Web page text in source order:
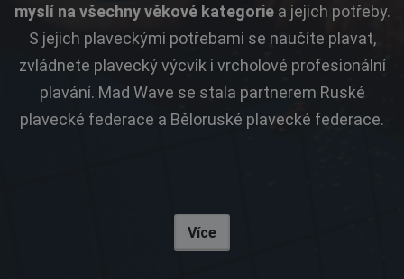
myslí na všechny věkové kategoriea jejich potřeby.
S jejich plaveckými potřebami se naučíte plavat,
zvládnete plavecký výcvik i vrcholové profesionální
plavání. Mad Wave se stala partnerem Ruské
plavecké federace a Běloruské plavecké federace.
Více